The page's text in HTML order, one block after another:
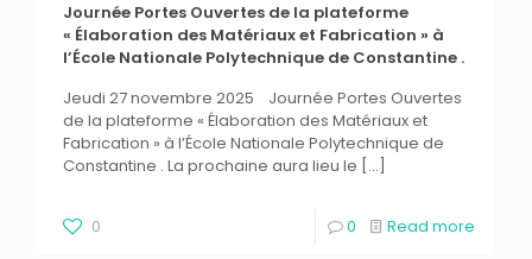
Journée Portes Ouvertes de la plateforme
« Élaboration des Matériaux et Fabrication » à
l’École Nationale Polytechnique de Constantine .
Jeudi 27 novembre 2025 Journée Portes Ouvertes
de la plateforme « Élaboration des Matériaux et
Fabrication » à l’École Nationale Polytechnique de
Constantine . La prochaine aura lieu le […]
0 0 Read more